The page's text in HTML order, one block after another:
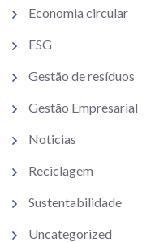
Economia circular
ESG
Gestão de resíduos
Gestão Empresarial
Noticias
Reciclagem
Sustentabilidade
Uncategorized